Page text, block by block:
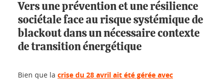
Vers une prévention et une résilience
sociétale face au risque systémique de
blackout dans un nécessaire contexte
de transition énergétique
Bien que la crise du 28 avril ait été gérée avec